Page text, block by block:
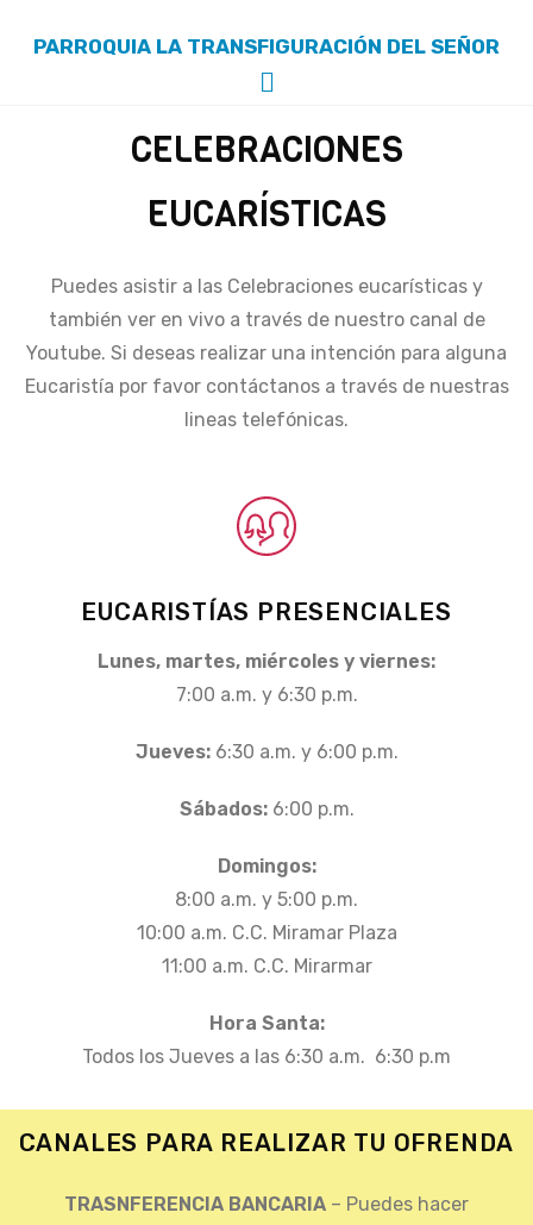
PARROQUIA LA TRANSFIGURACIÓN DEL SEÑOR
CELEBRACIONES
EUCARÍSTICAS
Puedes asistir a las Celebraciones eucarísticas y
también ver en vivo a través de nuestro canal de
Youtube. Si deseas realizar una intención para alguna
Eucaristía por favor contáctanos a través de nuestras
lineas telefónicas.
EUCARISTÍAS PRESENCIALES
Lunes, martes, miércoles y viernes:
7:00 a.m. y 6:30 p.m.
Jueves:6:30 a.m. y 6:00 p.m.
Sábados:6:00 p.m.
Domingos:
8:00 a.m. y 5:00 p.m.
10:00 a.m. C.C. Miramar Plaza
11:00 a.m. C.C. Mirarmar
Hora Santa:
Todos los Jueves a las 6:30 a.m. 6:30 p.m
CANALES PARA REALIZAR TU OFRENDA
TRASNFERENCIA BANCARIA – Puedes hacer